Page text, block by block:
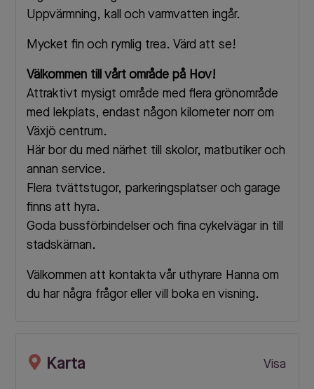
Uppvärmning, kall och varmvatten ingår.
Mycket fin och rymlig trea. Värd att se!
Välkommen till vårt område på Hov!
Attraktivt mysigt område med flera grönområde
med lekplats, endast någon kilometer norr om
Växjö centrum.
Här bor du med närhet till skolor, matbutiker och
annan service.
Flera tvättstugor, parkeringsplatser och garage
finns att hyra.
Goda bussförbindelser och fina cykelvägar in till
stadskärnan.
Välkommen att kontakta vår uthyrare Hanna om
du har några frågor eller vill boka en visning.
Karta Visa